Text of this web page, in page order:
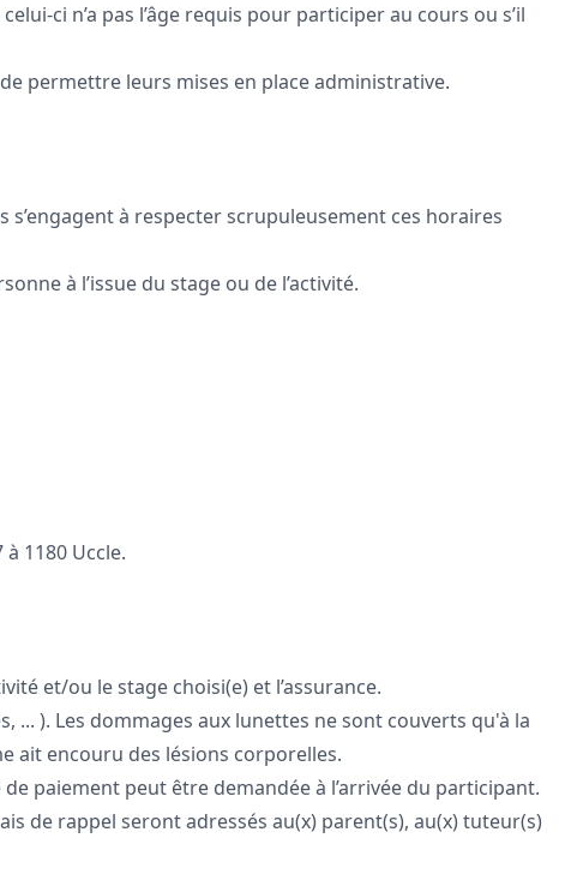
ci n’a pas l’âge requis pour participer au cours ou s’il
permettre leurs mises en place administrative.
à respecter scrupuleusement ces horaires
à l’issue du stage ou de l’activité.
1180 Uccle.
et/ou le stage choisi(e) et l’assurance.
). Les dommages aux lunettes ne sont couverts qu'à la
ait encouru des lésions corporelles.
paiement peut être demandée à l’arrivée du participant.
de rappel seront adressés au(x) parent(s), au(x) tuteur(s)